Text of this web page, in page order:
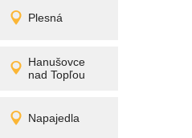
Plesná
Detail
promítání
Hanušovce
nad Topľou
Detail
promítání
Napajedla
Detail
promítání